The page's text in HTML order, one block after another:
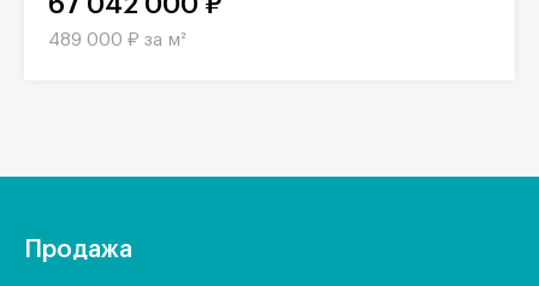
489 000 ₽ за м²
Продажа